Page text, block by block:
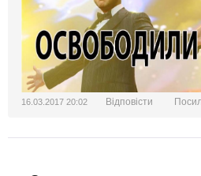
16.03.2017 20:02 Відповісти